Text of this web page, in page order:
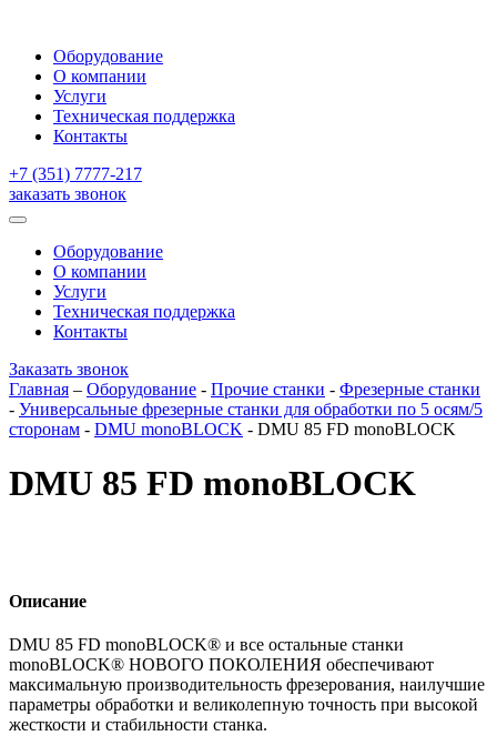
Оборудование
О компании
Услуги
Техническая поддержка
Контакты
+7 (351) 7777-217
заказать звонок
Оборудование
О компании
Услуги
Техническая поддержка
Контакты
Заказать звонок
Главная – Оборудование - Прочие станки - Фрезерные станки
- Универсальные фрезерные станки для обработки по 5 осям/5
сторонам - DMU monoBLOCK - DMU 85 FD monoBLOCK
DMU 85 FD monoBLOCK
Описание
DMU 85 FD monoBLOCK® и все остальные станки
monoBLOCK® НОВОГО ПОКОЛЕНИЯ обеспечивают
максимальную производительность фрезерования, наилучшие
параметры обработки и великолепную точность при высокой
жесткости и стабильности станка.